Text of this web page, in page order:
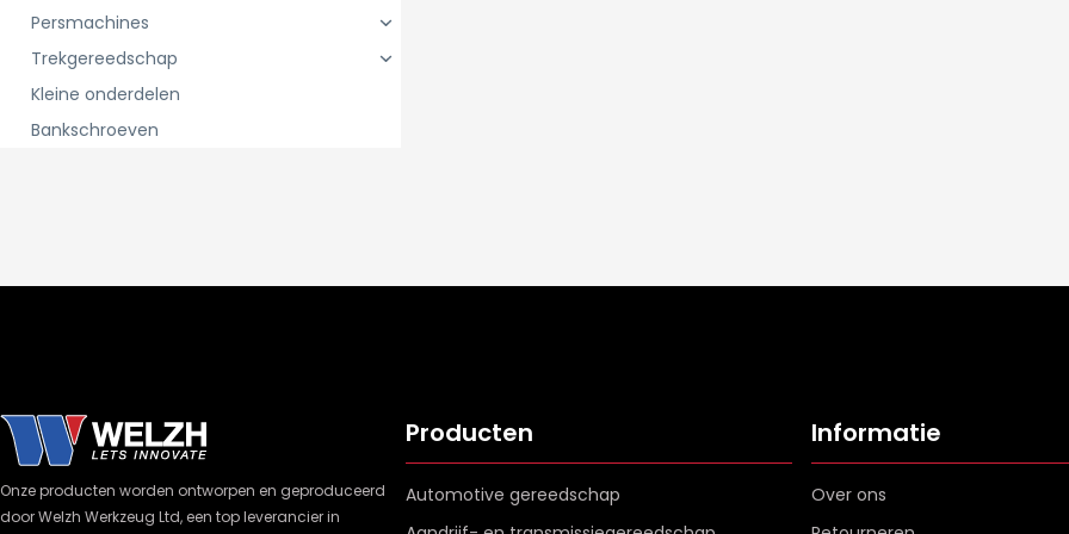
Persmachines
Trekgereedschap
Kleine onderdelen
Bankschroeven
Onze producten worden ontworpen en geproduceerd
door Welzh Werkzeug Ltd, een top leverancier in
Producten
Automotive gereedschap
Informatie
Over ons